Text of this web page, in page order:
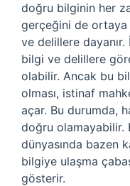
doğru bilginin her
gerçeğini de ortaya
ve delillere
bilgi ve delillere
olabilir. Ancak bu
olması, istinaf
açar. Bu durumda,
doğru olamayabilir.
dünyasında bazen
bilgiye ulaşma
gösterir.